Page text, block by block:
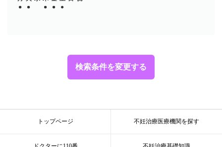
検索条件を変更する
●
● ● ● ●
● ● ● ●
トップページ 不妊治療医療機関を探す